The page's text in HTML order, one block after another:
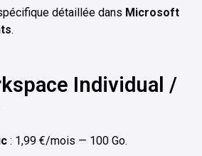
détaillée dans Microsoft
.
Individual /
: 1,99 €/mois — 100 Go.